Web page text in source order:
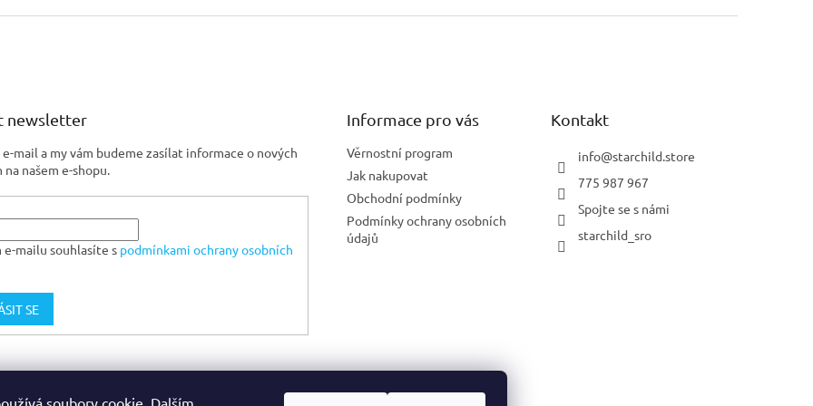
soubory cookie. Dalším
newsletter
mail a my vám budeme zasílat informace o nových
našem e-shopu.
mailu souhlasíte s podmínkami ochrany osobních
SE
Informace pro vás
Věrnostní program
Jak nakupovat
Obchodní podmínky
Podmínky ochrany osobních
údajů
Kontakt
info@starchild.store
775 987 967
Spojte se s námi
starchild_sro